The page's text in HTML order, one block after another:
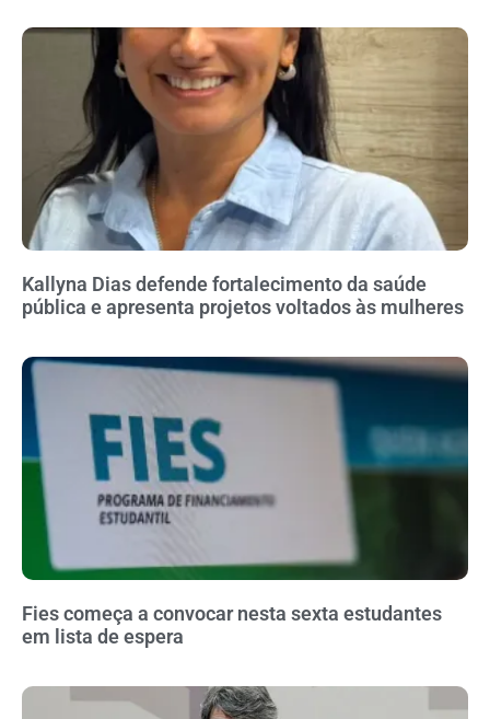
Kallyna Dias defende fortalecimento da saúde
pública e apresenta projetos voltados às mulheres
Fies começa a convocar nesta sexta estudantes
em lista de espera